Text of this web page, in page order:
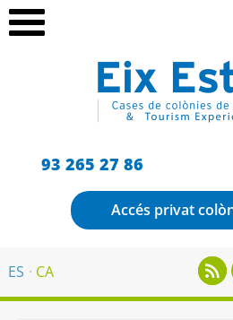
93 265 27 86
Accés privat
ES CA